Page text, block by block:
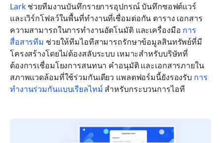
Lark ช่วยทีมงานบันทึกรายการอุปกรณ์ บันทึกซอฟต์แวร์
และเวิร์กโฟลว์ในพื้นที่ทำงานที่เชื่อมต่อกัน ตาราง เอกสาร
ความสามารถในการทำงานอัตโนมัติ และเครื่องมือ การ
สื่อสารทีม ช่วยให้ทีมไอทีสามารถรักษาข้อมูลสินทรัพย์ที่มี
โครงสร้างโดยไม่ต้องสลับระบบ เหมาะสำหรับบริษัทที่
ต้องการเชื่อมโยงการสนทนา คำอนุมัติ และเอกสารภายใน
สภาพแวดล้อมที่ใช้ร่วมกันเดียว แพลตฟอร์มนี้ยังรองรับ การ
ทำงานร่วมกันแบบเรียลไทม์ สำหรับกระบวนการไอที